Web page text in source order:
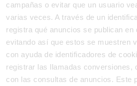
campañas o evitar que un usuario
varias veces. A través de un
registra qué anuncios se publican en
evitando así que estos se muestren
con ayuda de identificadores de
registrar las llamadas conversiones,
con las consultas de anuncios. Este